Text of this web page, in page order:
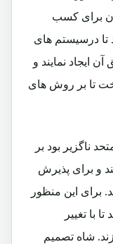
برای کسب
تا درسیستم های
ایجاد نمایند و
تا بر روش های
ناگزیر بود بر
و برای پذیرش
برای این منظور
با تغییر
شاه تصمیم